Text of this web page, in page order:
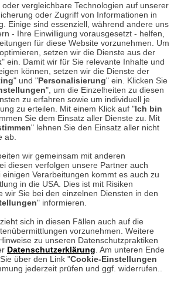
vergleichbare Technologien auf unserer
oder Zugriff von Informationen in
Einige sind essenziell, während andere uns
- Ihre Einwilligung vorausgesetzt - helfen,
für diese Website vorzunehmen. Um
setzen wir die Dienste aus der
" ein. Damit wir für Sie relevante Inhalte und
können, setzen wir die Dienste der
" und "Personalisierung" ein. Klicken Sie
", um die Einzelheiten zu diesen
zu erfahren sowie um individuell je
zu erteilen. Mit einem Klick auf "Ich bin
Sie dem Einsatz aller Dienste zu. Mit
" lehnen Sie den Einsatz aller nicht
ab.
wir gemeinsam mit anderen
diesen verfolgen unsere Partner auch
Verarbeitungen kommt es auch zu
in die USA. Dies ist mit Risiken
wir Sie bei den einzelnen Diensten in den
" informieren.
sich in diesen Fällen auch auf die
vorzunehmen. Weitere
zu unseren Datenschutzpraktiken
Datenschutzerklärung . Am unteren Ende
über den Link "Cookie-Einstellungen
jederzeit prüfen und ggf. widerrufen..
Geschäft in Meckenheim
Auf dem Steinbüchel 6
53340 Meckenheim
Samstag 9:00 Uhr bis 18:00 Uhr
weitere Information
finden Sie uns im Netz
Umwelt und Entsorgung
Hinweisgeber-Schutzgesetz
unserer Website
in Ihrem Browser
aktuell keine Cookies!
in diesem Fall unseren Online-Shop